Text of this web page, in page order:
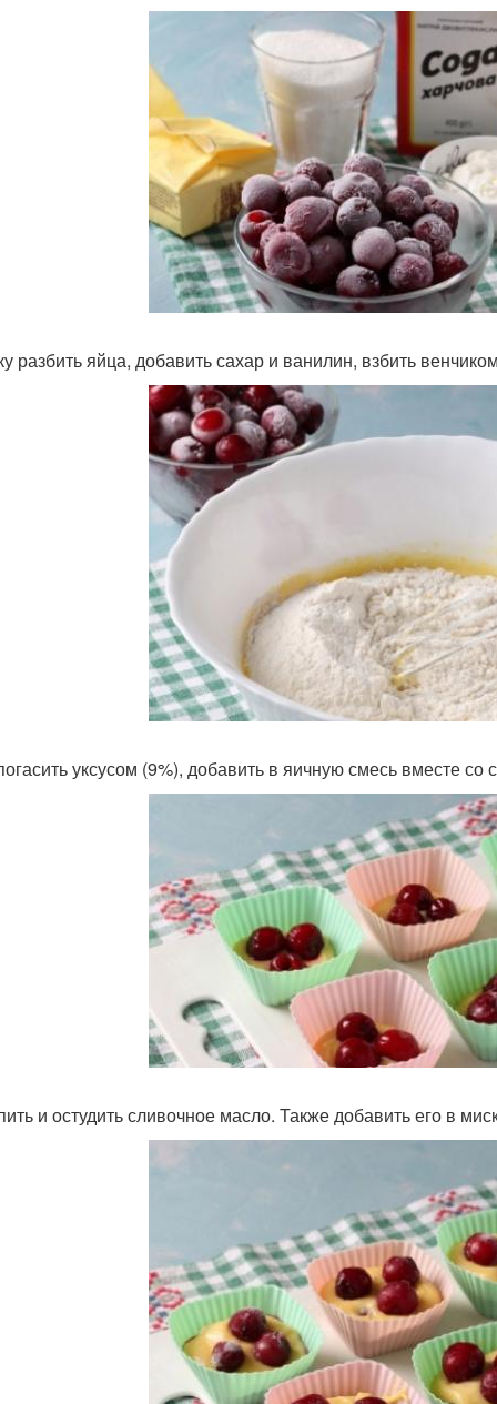
разбить яйца, добавить сахар и ванилин, взбить
уксусом (9%), добавить в яичную смесь вместе со
и остудить сливочное масло. Также добавить его в